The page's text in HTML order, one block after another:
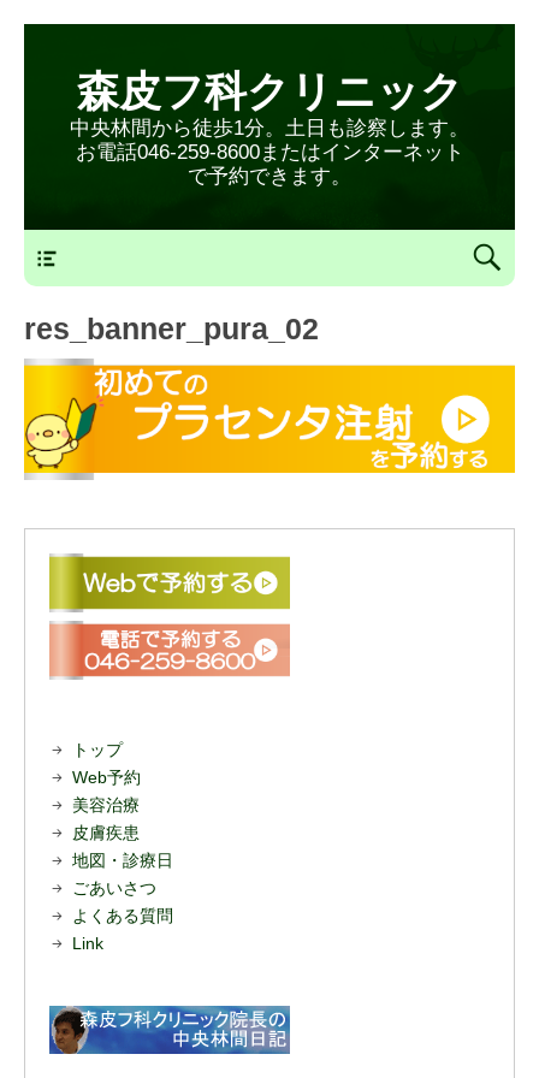
森皮フ科クリニック
中央林間から徒歩1分。土日も診察します。
お電話046-259-8600またはインターネット
で予約できます。
res_banner_pura_02
トップ
Web予約
美容治療
皮膚疾患
地図・診療日
ごあいさつ
よくある質問
Link